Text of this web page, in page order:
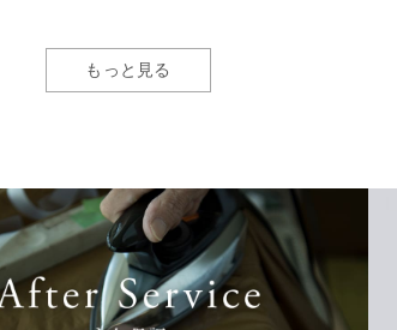
もっと見る